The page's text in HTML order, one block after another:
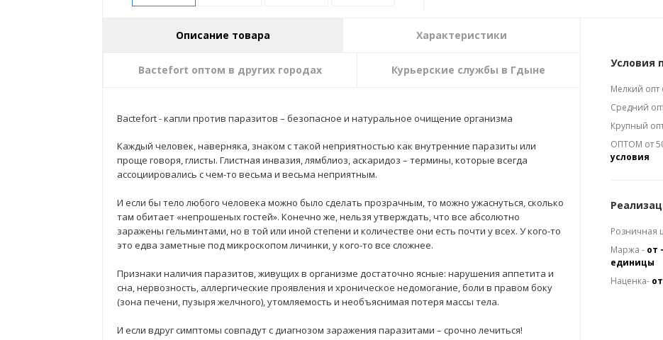
Описание товара Характеристики
Bactefort оптом в других городах Курьерские службы в Гдыне
Bactefort - капли против паразитов – безопасное и натуральное очищение организма
Каждый человек, наверняка, знаком с такой неприятностью как внутренние паразиты или
проще говоря, глисты. Глистная инвазия, лямблиоз, аскаридоз – термины, которые всегда
ассоциировались с чем-то весьма и весьма неприятным.
И если бы тело любого человека можно было сделать прозрачным, то можно ужаснуться, сколько
там обитает «непрошеных гостей». Конечно же, нельзя утверждать, что все абсолютно
заражены гельминтами, но в той или иной степени и количестве они есть почти у всех. У кого-то
это едва заметные под микроскопом личинки, у кого-то все сложнее.
Признаки наличия паразитов, живущих в организме достаточно ясные: нарушения аппетита и
сна, нервозность, аллергические проявления и хроническое недомогание, боли в правом боку
(зона печени, пузыря желчного), утомляемость и необъяснимая потеря массы тела.
И если вдруг симптомы совпадут с диагнозом заражения паразитами – срочно лечиться!
Условия
Мелкий опт
Средний
Крупный
ОПТОМ от
условия
Розничная
Маржа - от
единицы
Наценка-